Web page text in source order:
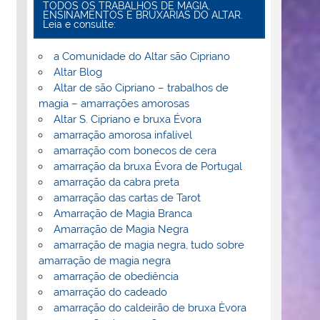
TODOS OS TRABALHOS DE MAGIA,
ENSINAMENTOS E BRUXARIAS DO ALTAR.
Leia e consulte:
a Comunidade do Altar são Cipriano
Altar Blog
Altar de são Cipriano – trabalhos de
magia – amarrações amorosas
Altar S. Cipriano e bruxa Évora
amarração amorosa infalível
amarração com bonecos de cera
amarração da bruxa Évora de Portugal
amarração da cabra preta
amarração das cartas de Tarot
Amarração de Magia Branca
Amarração de Magia Negra
amarração de magia negra, tudo sobre
amarração de magia negra
amarração de obediência
amarração do cadeado
amarração do caldeirão de bruxa Èvora